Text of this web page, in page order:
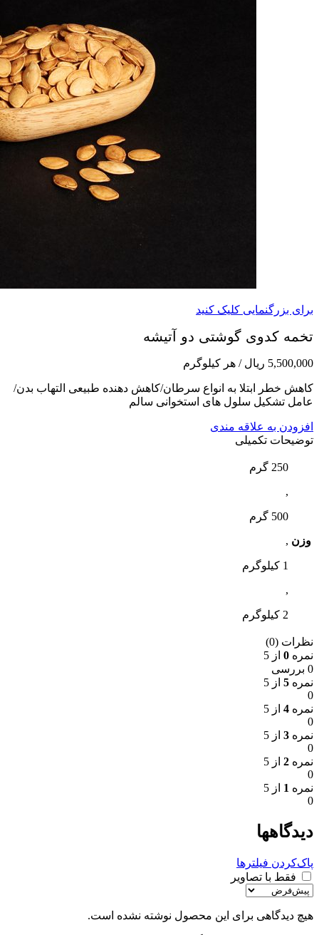
برای بزرگنمایی کلیک کنید
تخمه کدوی گوشتی دو آتیشه
5,500,000 ریال / هر کیلوگرم
کاهش خطر ابتلا به انواع سرطان/کاهش دهنده طبیعی التهاب بدن/
عامل تشکیل سلول های استخوانی سالم
افزودن به علاقه مندی
توضیحات تکمیلی
وزن
250 گرم
,
500 گرم
,
1 کیلوگرم
,
2 کیلوگرم
نظرات (0)
نمره 0 از 5
0 بررسی
نمره 5 از 5
0
نمره 4 از 5
0
نمره 3 از 5
0
نمره 2 از 5
0
نمره 1 از 5
0
دیدگاهها
پاک‌کردن فیلترها
فقط با تصاویر
هیچ دیدگاهی برای این محصول نوشته نشده است.